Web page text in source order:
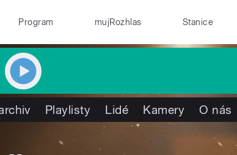
Program mujRozhlas Stanice
Playlisty Lidé Kamery O nás